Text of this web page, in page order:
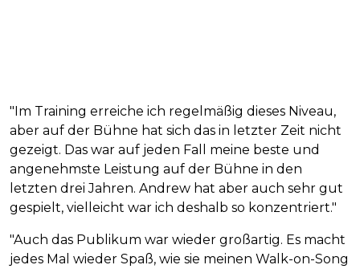
"Im Training erreiche ich regelmäßig dieses Niveau,
aber auf der Bühne hat sich das in letzter Zeit nicht
gezeigt. Das war auf jeden Fall meine beste und
angenehmste Leistung auf der Bühne in den
letzten drei Jahren. Andrew hat aber auch sehr gut
gespielt, vielleicht war ich deshalb so konzentriert."
"Auch das Publikum war wieder großartig. Es macht
jedes Mal wieder Spaß, wie sie meinen Walk-on-Song